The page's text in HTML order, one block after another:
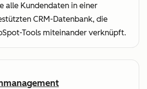
alle Kundendaten in einer
CRM-Datenbank, die
Tools miteinander verknüpft.